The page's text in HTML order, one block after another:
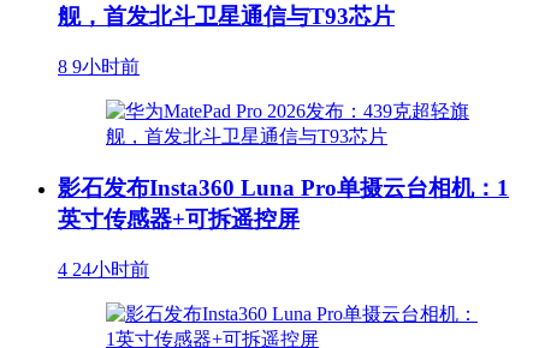
舰，首发北斗卫星通信与T93芯片
8 9小时前
影石发布Insta360 Luna Pro单摄云台相机：1
英寸传感器+可拆遥控屏
4 24小时前